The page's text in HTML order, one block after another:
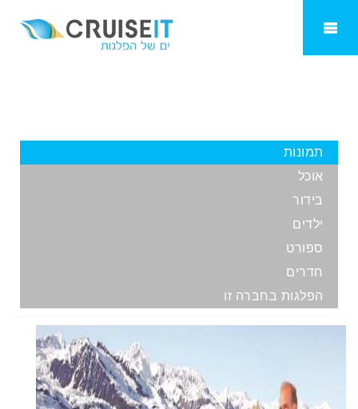
Coral Princess
תמונות
אוכל
בידור
ילדים
ספורט
חדרים
הפלגות בחברה זו